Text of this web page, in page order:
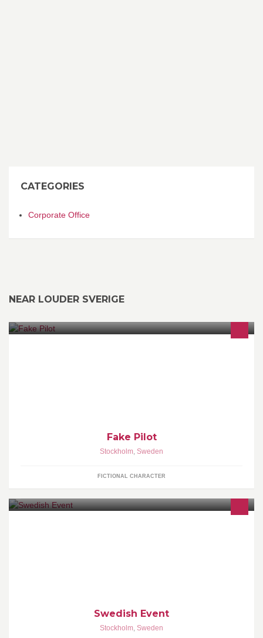
CATEGORIES
Corporate Office
NEAR LOUDER SVERIGE
Fake Pilot
Stockholm Sweden
FICTIONAL CHARACTER
Swedish Event
Stockholm Sweden